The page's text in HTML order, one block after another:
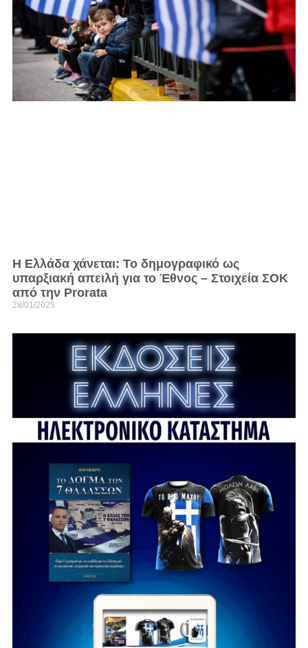
Η Ελλάδα χάνεται: Το δημογραφικό ως
υπαρξιακή απειλή για το Έθνος – Στοιχεία ΣΟΚ
από την Prorata
28/01/2025